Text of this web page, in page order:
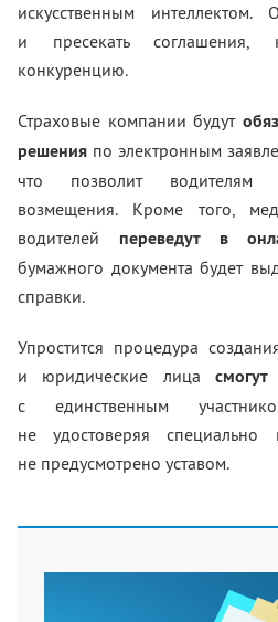
искусственным
и пресекать соглашения,
конкуренцию.
Страховые компании будут
решения по электронным
что позволит водителям
возмещения. Кроме того,
водителей переведут в
бумажного документа будет
справки.
Упростится процедура
и юридические лица
с единственным
не удостоверяя
не предусмотрено уставом.